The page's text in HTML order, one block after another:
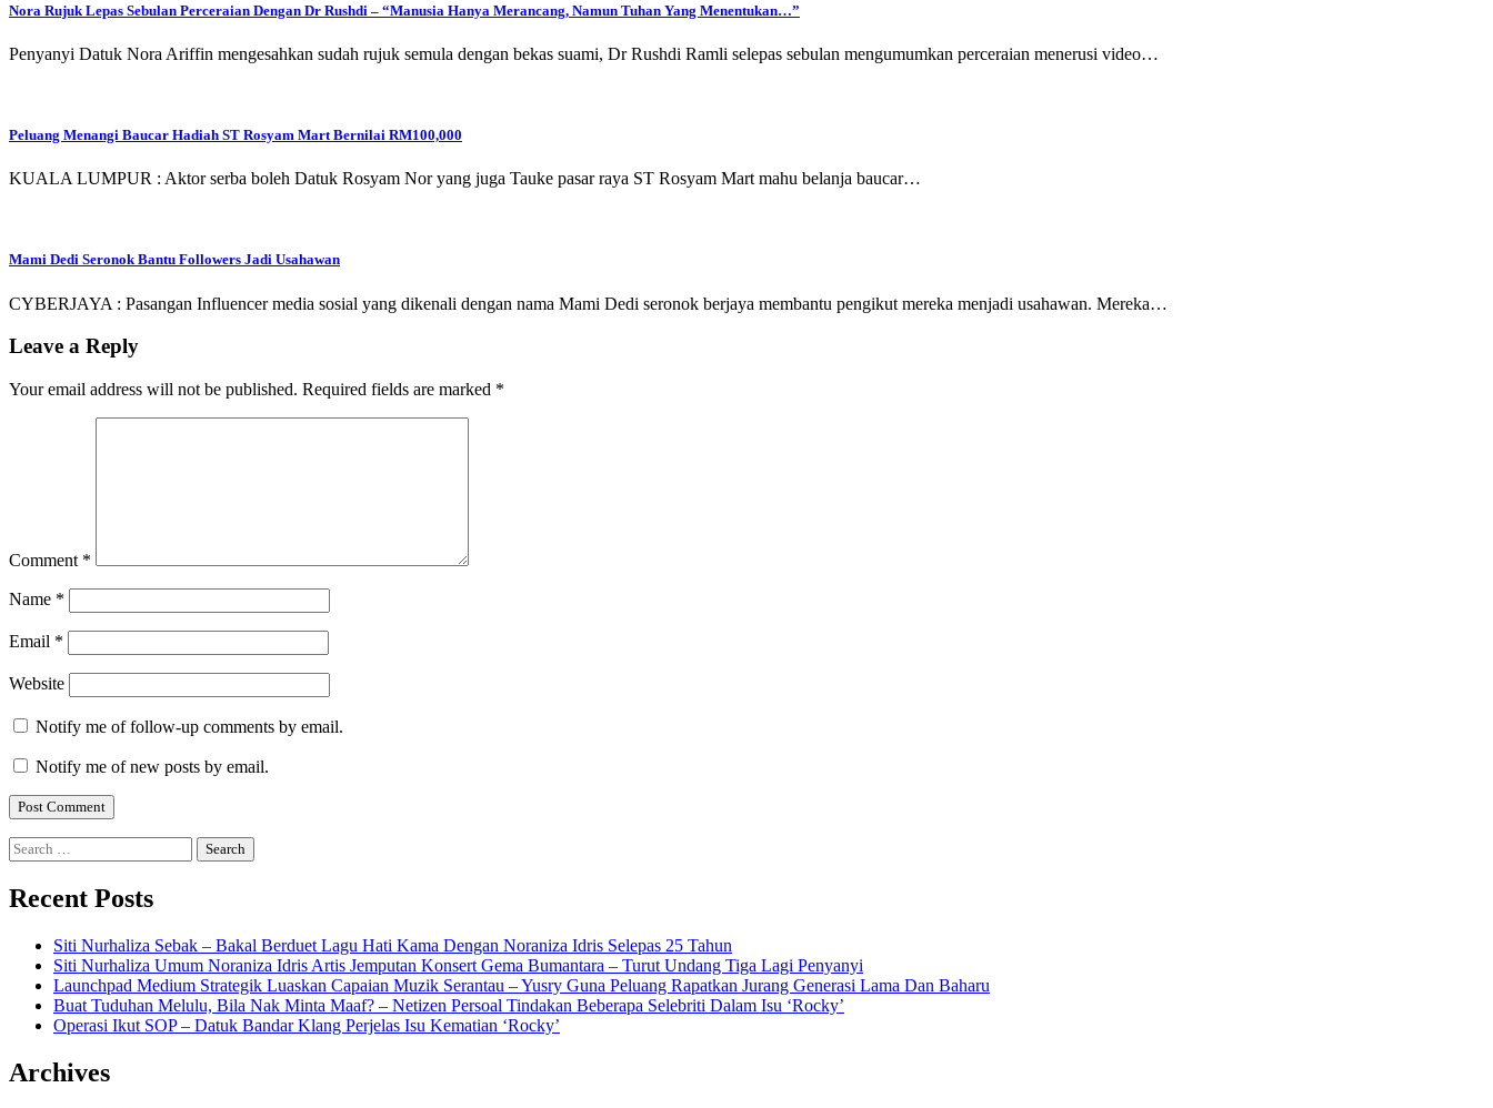
Nora Rujuk Lepas Sebulan Perceraian Dengan Dr Rushdi – “Manusia Hanya Merancang, Namun Tuhan Yang Menentukan…”
Penyanyi Datuk Nora Ariffin mengesahkan sudah rujuk semula dengan bekas suami, Dr Rushdi Ramli selepas sebulan mengumumkan perceraian menerusi video…
Peluang Menangi Baucar Hadiah ST Rosyam Mart Bernilai RM100,000
KUALA LUMPUR : Aktor serba boleh Datuk Rosyam Nor yang juga Tauke pasar raya ST Rosyam Mart mahu belanja baucar…
Mami Dedi Seronok Bantu Followers Jadi Usahawan
CYBERJAYA : Pasangan Influencer media sosial yang dikenali dengan nama Mami Dedi seronok berjaya membantu pengikut mereka menjadi usahawan. Mereka…
Leave a Reply
Your email address will not be published. Required fields are marked *
Comment *
Name *
Email *
Website
Notify me of follow-up comments by email.
Notify me of new posts by email.
Search
for:
Recent Posts
Siti Nurhaliza Sebak – Bakal Berduet Lagu Hati Kama Dengan Noraniza Idris Selepas 25 Tahun
Siti Nurhaliza Umum Noraniza Idris Artis Jemputan Konsert Gema Bumantara – Turut Undang Tiga Lagi Penyanyi
Launchpad Medium Strategik Luaskan Capaian Muzik Serantau – Yusry Guna Peluang Rapatkan Jurang Generasi Lama Dan Baharu
Buat Tuduhan Melulu, Bila Nak Minta Maaf? – Netizen Persoal Tindakan Beberapa Selebriti Dalam Isu ‘Rocky’
Operasi Ikut SOP – Datuk Bandar Klang Perjelas Isu Kematian ‘Rocky’
Archives